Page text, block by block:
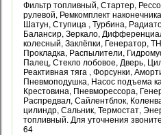
Фильтр топливный, Стартер,
рулевой, Ремкомплект
Шатун, Ступица , Турбина,
Балансир, Зеркало,
колесный, Заклёпки, Генератор,
Прокладка, Распылители,
Палец, Стекло лобовое, Дверь,
Реактивная тяга , Форсунки,
Пневмоподушка, Насос подъема
Крестовина, Пневморессора,
Распредвал, Сайлентблок,
цилиндр, Сальник, Термостат,
топливный. Для уточнения
64